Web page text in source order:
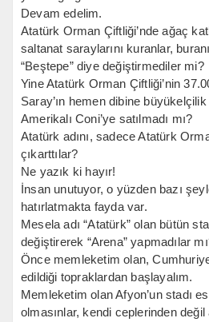
Devam edelim.
Atatürk Orman Çiftliği’nde ağaç
saltanat saraylarını kuranlar,
“Beştepe” diye değiştirmediler mi?
Yine Atatürk Orman Çiftliği’nin
Saray’ın hemen dibine büyükelçilik
Amerikalı Coni’ye satılmadı mı?
Atatürk adını, sadece Atatürk
çıkarttılar?
Ne yazık ki hayır!
İnsan unutuyor, o yüzden bazı
hatırlatmakta fayda var.
Mesela adı “Atatürk” olan bütün
değiştirerek “Arena” yapmadılar
Önce memleketim olan,
edildiği topraklardan başlayalım.
Memleketim olan Afyon’un stadı
olmasınlar, kendi ceplerinden